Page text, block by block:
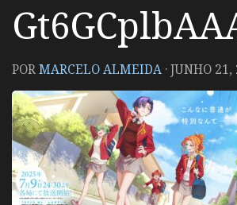
PORMARCELO ALMEIDA ·JUNHO 21,